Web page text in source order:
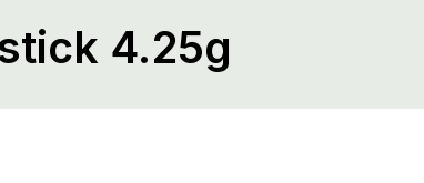
4.25g